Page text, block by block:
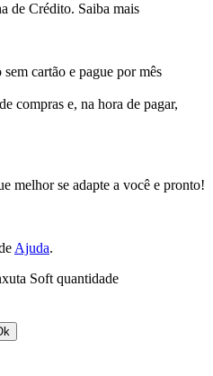
de Crédito. Saiba mais
cartão e pague por mês
compras e, na hora de pagar,
melhor se adapte a você e pronto!
Ajuda.
Soft quantidade